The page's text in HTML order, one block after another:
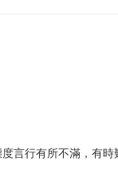
言行有所不滿，有